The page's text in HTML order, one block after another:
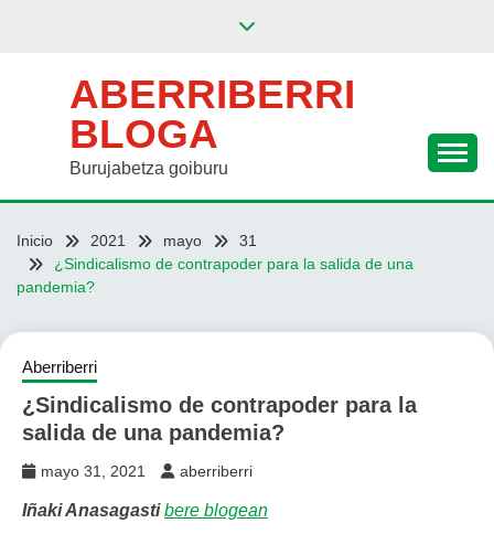
ABERRIBERRI
BLOGA
Burujabetza goiburu
Inicio 2021 mayo
31
¿Sindicalismo de contrapoder para la salida de una
pandemia?
Aberriberri
¿Sindicalismo de contrapoder para la
salida de una pandemia?
mayo 31, 2021 aberriberri
Iñaki Anasagasti bere blogean